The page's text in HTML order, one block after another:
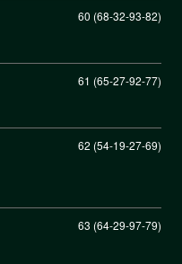
60 (68-32-93-82)
61 (65-27-92-77)
62 (54-19-27-69)
63 (64-29-97-79)